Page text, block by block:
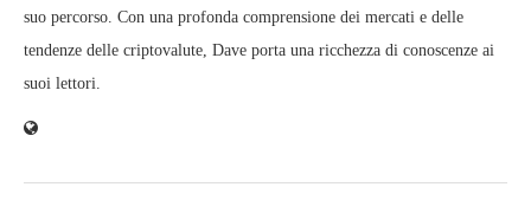
suo percorso. Con una profonda comprensione dei mercati e delle
tendenze delle criptovalute, Dave porta una ricchezza di conoscenze ai
suoi lettori.